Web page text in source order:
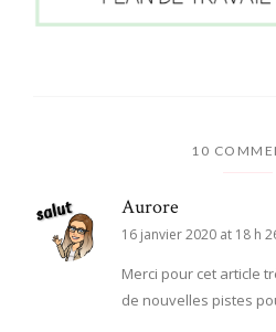
10
Aurore
16 janvier 2020 at 18 h
Merci pour cet article
de nouvelles pistes